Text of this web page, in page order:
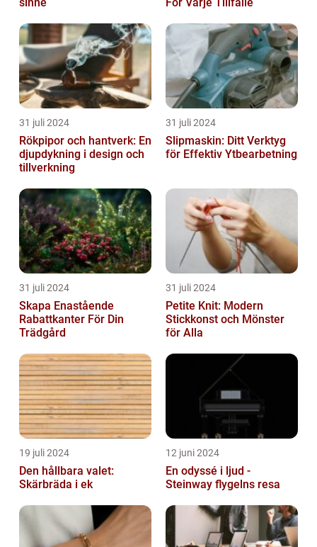
31 juli 2024
Rökpipor och hantverk: En
djupdykning i design och
tillverkning
31 juli 2024
Slipmaskin: Ditt Verktyg
för Effektiv Ytbearbetning
31 juli 2024
Skapa Enastående
Rabattkanter För Din
Trädgård
31 juli 2024
Petite Knit: Modern
Stickkonst och Mönster
för Alla
19 juli 2024
Den hållbara valet:
Skärbräda i ek
12 juni 2024
En odyssé i ljud -
Steinway flygelns resa